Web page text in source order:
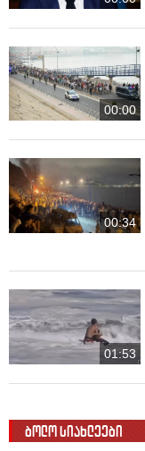
00:00
00:34
01:53
ბოლო სიახლეები